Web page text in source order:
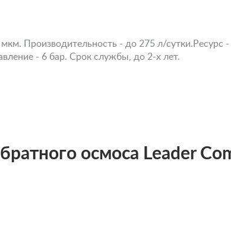
Производительность - до 275 л/
- 6 бар. Срок службы, до 2-х лет.
осмоса Leader